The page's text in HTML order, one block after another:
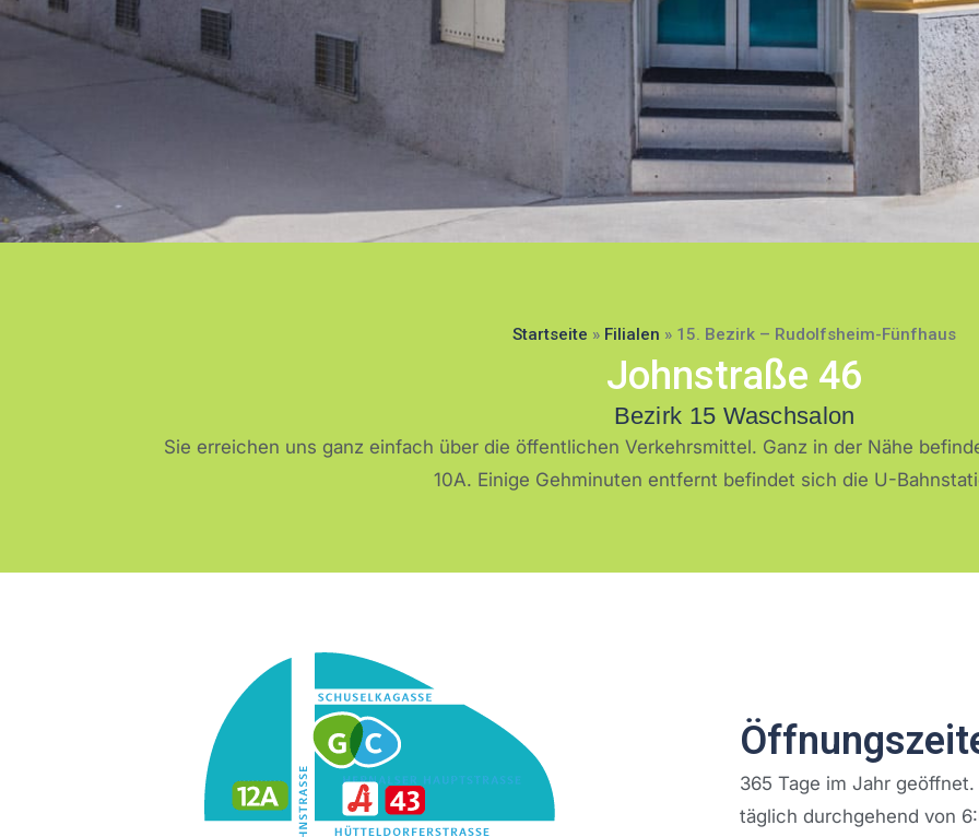
Bezirk 15 |
Rudolfsheim-
Fünfhaus
Startseite » Filialen » 15. Bezirk – Rudolfsheim-Fünfhaus
Johnstraße 46
Bezirk 15 Waschsalon
Sie erreichen uns ganz einfach über die öffentlichen Verkehrsmittel. Ganz in der Nähe
10A. Einige Gehminuten entfernt befindet sich die U-
365 Tage im Jahr
täglich durchgehend von